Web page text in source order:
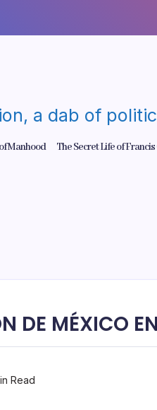
a dab of
Manhood The Secret Life of
DE MÉXICO
Read